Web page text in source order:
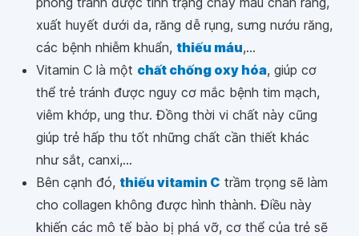
xuất huyết dưới da, răng dễ rụng, sưng nướu răng,
các bệnh nhiễm khuẩn, thiếu máu,...
Vitamin C là một chất chống oxy hóa, giúp cơ
thể trẻ tránh được nguy cơ mắc bệnh tim mạch,
viêm khớp, ung thư. Đồng thời vi chất này cũng
giúp trẻ hấp thu tốt những chất cần thiết khác
như sắt, canxi,...
Bên cạnh đó, thiếu vitamin C trầm trọng sẽ làm
cho collagen không được hình thành. Điều này
khiến các mô tế bào bị phá vỡ, cơ thể của trẻ sẽ